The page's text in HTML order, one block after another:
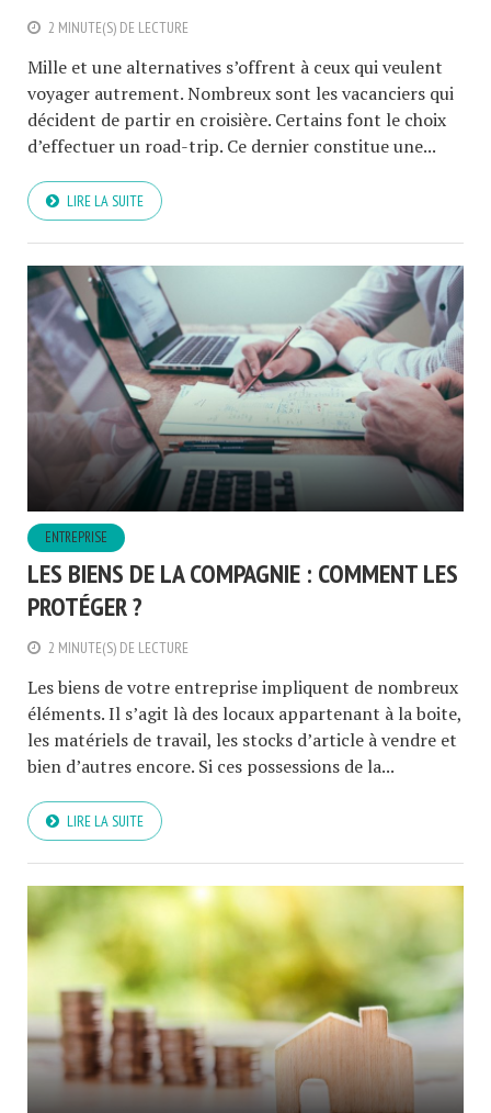
2 MINUTE(S) DE LECTURE
Mille et une alternatives s’offrent à ceux qui veulent
voyager autrement. Nombreux sont les vacanciers qui
décident de partir en croisière. Certains font le choix
d’effectuer un road-trip. Ce dernier constitue une...
LIRE LA SUITE
ENTREPRISE
LES BIENS DE LA COMPAGNIE : COMMENT LES
PROTÉGER ?
2 MINUTE(S) DE LECTURE
Les biens de votre entreprise impliquent de nombreux
éléments. Il s’agit là des locaux appartenant à la boite,
les matériels de travail, les stocks d’article à vendre et
bien d’autres encore. Si ces possessions de la...
LIRE LA SUITE